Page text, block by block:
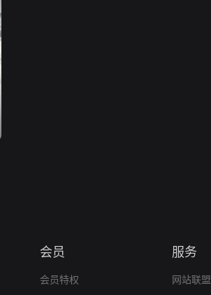
会员
会员特权
服务
网站联盟